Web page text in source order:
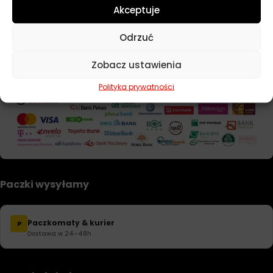
Akceptuje
Odrzuć
Zobacz ustawienia
Polityka prywatności
Formularz zwrotu i reklamacji
Paczki wysyłamy
P Paczkomaty & kurier
Dostawa w 24–48h